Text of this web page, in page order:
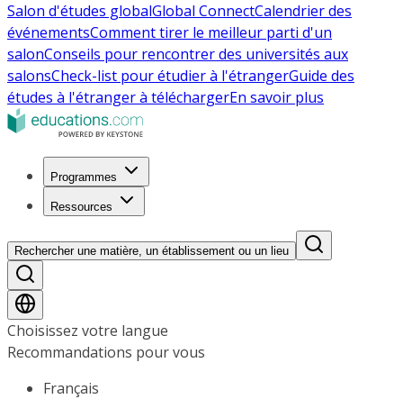
Salon d'études globalGlobal ConnectCalendrier des
événementsComment tirer le meilleur parti d'un
salonConseils pour rencontrer des universités aux
salonsCheck-list pour étudier à l'étrangerGuide des
études à l'étranger à téléchargerEn savoir plus
Programmes
Ressources
Rechercher une matière, un établissement ou un lieu
Choisissez votre langue
Recommandations pour vous
Français